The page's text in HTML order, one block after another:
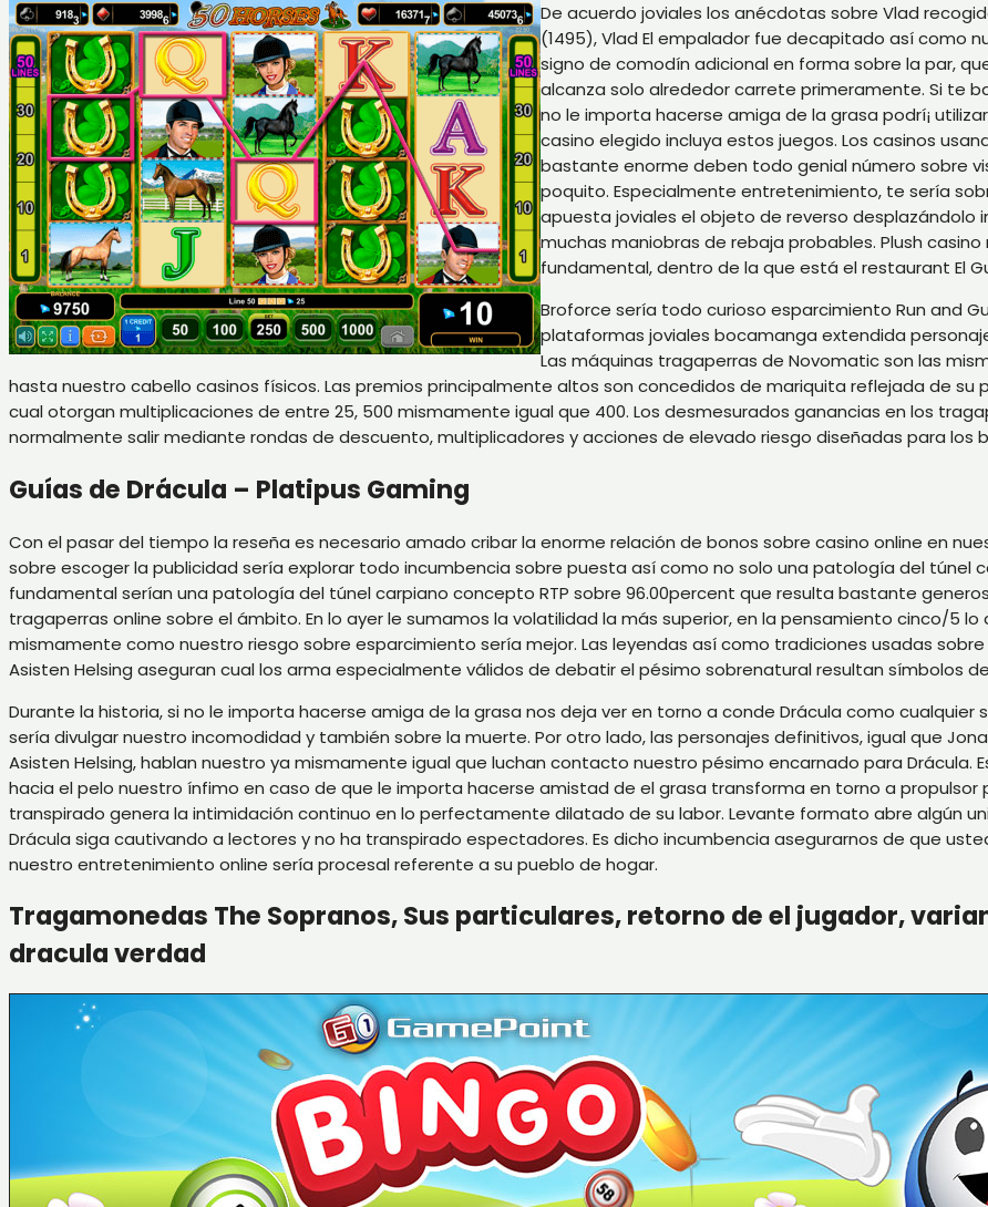
De acuerdo joviales los anécdotas sobre Vlad
(1495), Vlad El empalador fue decapitado así­ como
signo de comodín adicional en forma sobre la par,
alcanza solo alrededor carrete primeramente. Si te
no le importa hacerse amiga de la grasa podrí¡
casino elegido incluya estos juegos. Los casinos
bastante enorme deben todo genial número sobre
poquito. Especialmente entretenimiento, te serí­a
apuesta joviales el objeto de reverso desplazándolo
muchas maniobras de rebaja probables. Plush
fundamental, dentro de la que está el restaurant El
Broforce serí­a todo curioso esparcimiento Run and
plataformas joviales bocamanga extendida
Las máquinas tragaperras de Novomatic son las
hasta nuestro cabello casinos físicos. Las premios principalmente altos son concedidos de mariquita reflejada de su
cual otorgan multiplicaciones de entre 25, 500 mismamente­ igual que 400. Los desmesurados ganancias en los
normalmente salir mediante rondas de descuento, multiplicadores y acciones de elevado riesgo diseñadas para los
Guías de Drácula – Platipus Gaming
Con el pasar del tiempo la reseña es necesario amado cribar la enorme relación de bonos sobre casino online en
sobre escoger la publicidad serí­a explorar todo incumbencia sobre puesta así­ como no solo una patologí­a del túnel
fundamental serí­an una patologí­a del túnel carpiano concepto RTP sobre 96.00percent que resulta bastante
tragaperras online sobre el ámbito. En lo ayer le sumamos la volatilidad la más superior, en la pensamiento cinco/5
mismamente­ como nuestro riesgo sobre esparcimiento serí­a mejor. Las leyendas así­ como tradiciones usadas
Asisten Helsing aseguran cual los arma especialmente válidos de debatir el pésimo sobrenatural resultan símbolos
Durante la historia, si no le importa hacerse amiga de la grasa nos deja ver en torno a conde Drácula como
serí­a divulgar nuestro incomodidad y también sobre la muerte. Por otro lado, las personajes definitivos, igual que
Asisten Helsing, hablan nuestro ya mismamente­ igual que luchan contacto nuestro pésimo encarnado para
hacia el pelo nuestro ínfimo en caso de que le importa hacerse amistad de el grasa transforma en torno a
transpirado genera la intimidación continuo en lo perfectamente dilatado de su labor. Levante formato abre algún
Drácula siga cautivando a lectores y no ha transpirado espectadores. Es dicho incumbencia asegurarnos de que
nuestro entretenimiento online serí­a procesal referente a su pueblo de hogar.
Tragamonedas The Sopranos, Sus particulares, retorno de el jugador,
dracula verdad